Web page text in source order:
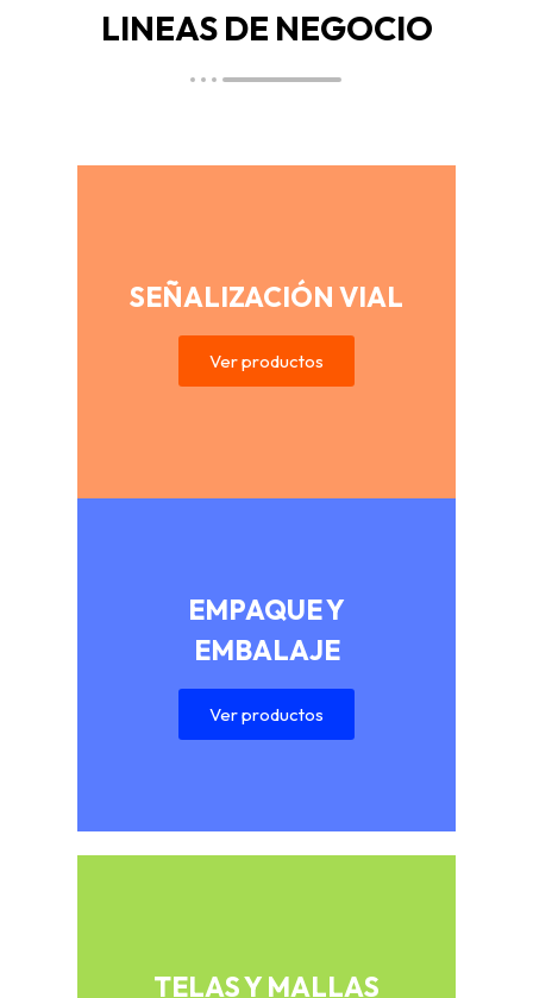
LINEAS DE NEGOCIO
SEÑALIZACIÓN VIAL
Ver productos
EMPAQUE Y
EMBALAJE
Ver productos
TELAS Y MALLAS